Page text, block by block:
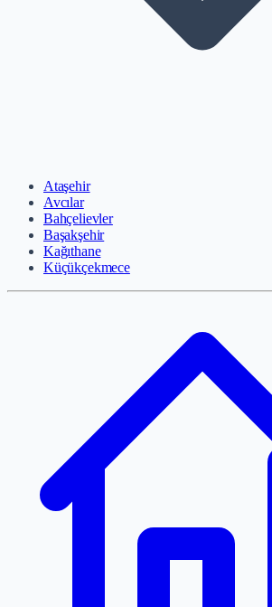
Ataşehir
Avcılar
Bahçelievler
Başakşehir
Kağıthane
Küçükçekmece